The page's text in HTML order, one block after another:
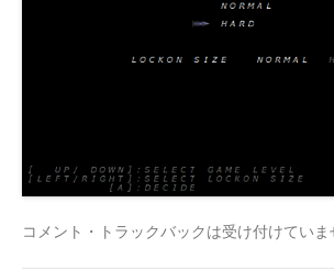
コメント・トラックバックは受け付けていま